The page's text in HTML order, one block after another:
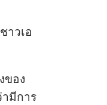
าว​เอ
ของ​
มี​การ​